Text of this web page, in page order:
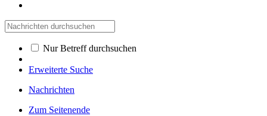
Nur Betreff durchsuchen
Erweiterte Suche
Nachrichten
Zum Seitenende